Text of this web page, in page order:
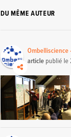
DU MÊME AUTEUR
Ombelliscience
article publié le